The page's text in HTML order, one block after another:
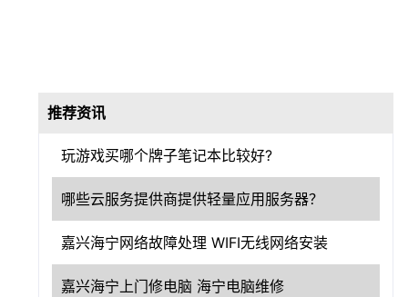
推荐资讯
玩游戏买哪个牌子笔记本比较好?
哪些云服务提供商提供轻量应用服务器？
嘉兴海宁网络故障处理 WIFI无线网络安装
嘉兴海宁上门修电脑 海宁电脑维修